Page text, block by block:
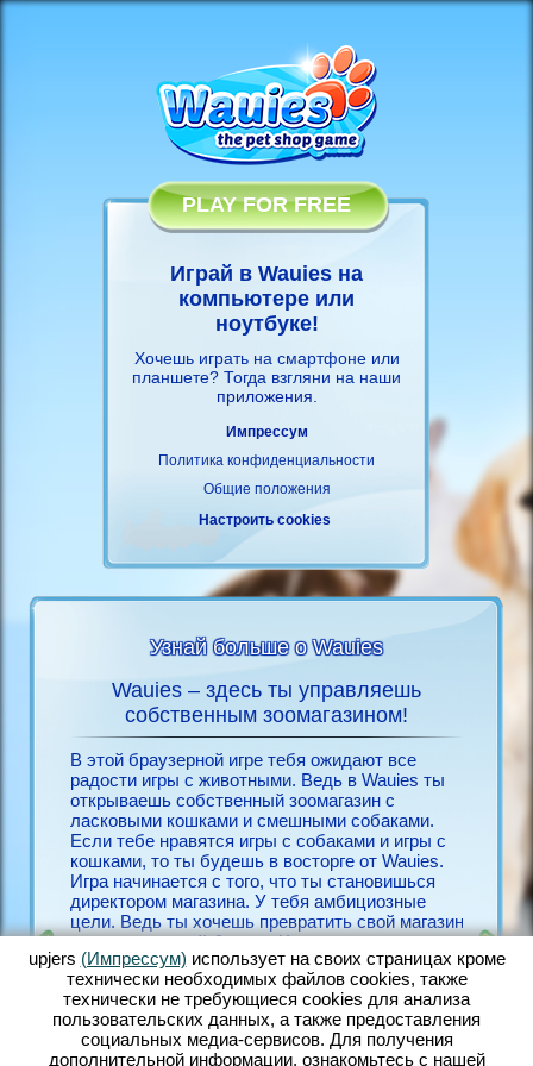
PLAY FOR FREE
Играй в Wauies на
компьютере или
ноутбуке!
Хочешь играть на смартфоне или
планшете? Тогда взгляни на наши
приложения
Импрессум
Политика конфиденциальности
Общие положения
Настроить cookies
Узнай больше о Wauies
Wauies – здесь ты управляешь
собственным зоомагазином!
В этой браузерной игре тебя ожидают все
радости игры с животными. Ведь в Wauies ты
открываешь собственный зоомагазин с
ласковыми кошками и смешными собаками.
Если тебе нравятся игры с собаками и игры с
кошками, то ты будешь в восторге от Wauies.
Игра начинается с того, что ты становишься
директором магазина. У тебя амбициозные
цели. Ведь ты хочешь превратить свой магазин
в процветающий бизнес. Чем счастливее твои
животные, тем лучше они себя чувствуют и
тем быстрее ты найдёшь клиентов, которые
захотят купить твоих собак и кошек. В Wauies
ты заботишься о большом количестве милых
животных. Ухаживай за хорошенькими
игры с
дружбу
upjers (Импрессум) использует на своих страницах кроме
технически необходимых файлов сookies, также
технически не требующиеся cookies для анализа
пользовательских данных, а также предоставления
социальных медиа-сервисов. Для получения
дополнительной информации, ознакомьтесь с нашей